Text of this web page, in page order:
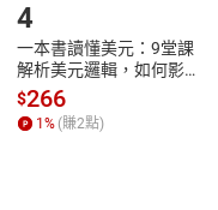
4
一本書讀懂美元：9堂課
解析美元邏輯，如何影響
全球經濟和每個人的投資
【電子書】
$266
1% (賺2點)